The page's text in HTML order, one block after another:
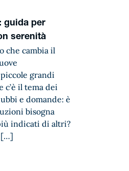
guida per
serenità
che cambia il
grandi
c’è il tema dei
e domande: è
bisogna
indicati di altri?
[…]